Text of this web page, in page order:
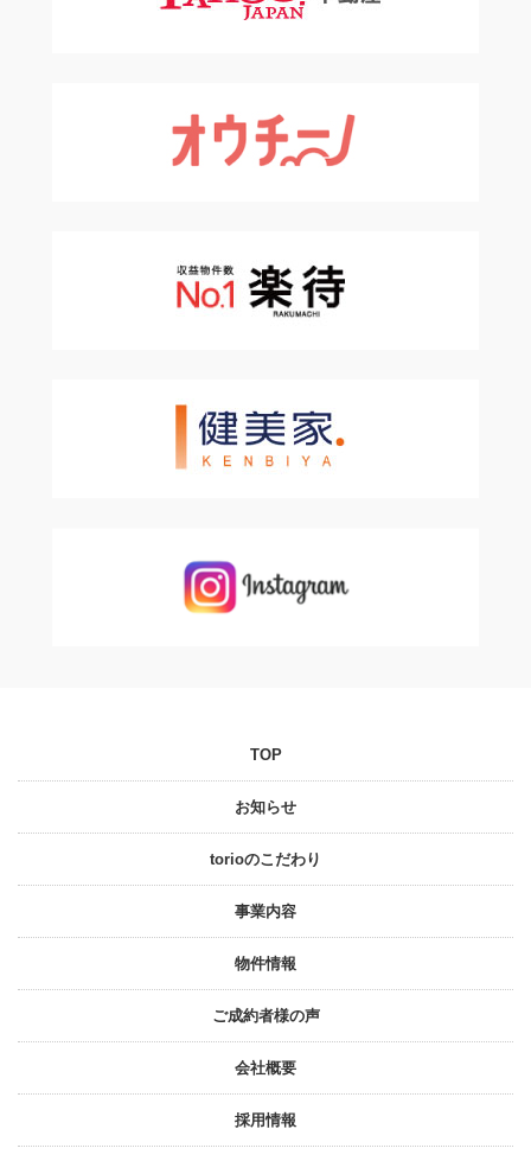
TOP
お知らせ
torioのこだわり
事業内容
物件情報
ご成約者様の声
会社概要
採⽤情報